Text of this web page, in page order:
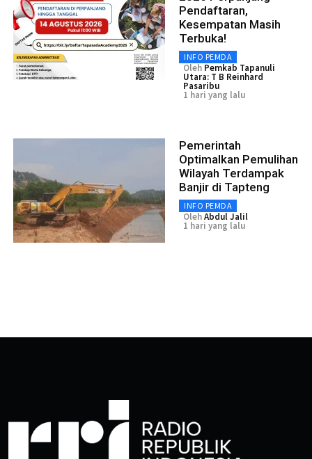
Pendaftaran,
Kesempatan Masih
Terbuka!
INFO PEMDA
Oleh Pemkab Tapanuli
Utara: T B Reinhard
Pasaribu
1 hari yang lalu
Pemerintah
Optimalkan Pemulihan
Wilayah Terdampak
Banjir di Tapteng
INFO PEMDA
OlehAbdul Jalil
1 hari yang lalu